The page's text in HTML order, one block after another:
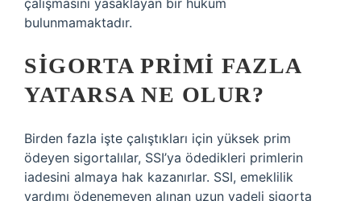
çalışmasını yasaklayan bir hüküm
bulunmamaktadır.
SIGORTA PRIMI FAZLA
YATARSA NE OLUR?
Birden fazla işte çalıştıkları için yüksek prim
ödeyen sigortalılar, SSI’ya ödedikleri primlerin
iadesini almaya hak kazanırlar. SSI, emeklilik
yardımı ödenemeyen alınan uzun vadeli sigorta